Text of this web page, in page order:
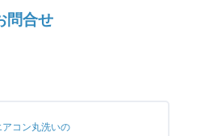
問合せ
アコン丸洗いの